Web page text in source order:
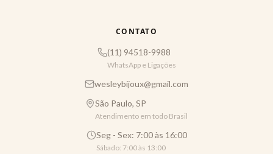
CONTATO
(11) 94518-9988
WhatsApp e Ligações
wesleybijoux@gmail.com
São Paulo, SP
Atendimento em todo Brasil
Seg - Sex: 7:00 às 16:00
Sábado: 7:00 às 13:00